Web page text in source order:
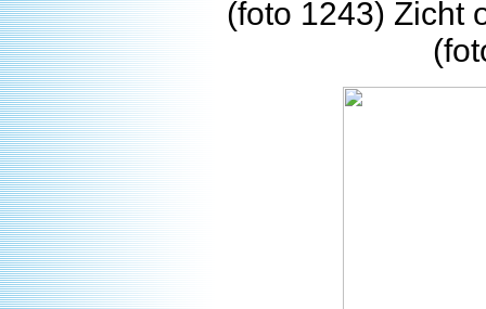
(foto 1243) Zicht